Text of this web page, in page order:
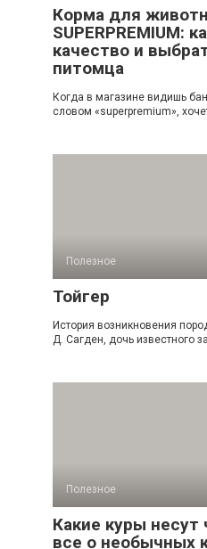
Корма для
SUPERPREMIUM:
качество и
питомца
Когда в магазине видишь
словом «superpremium»,
Полезное
Тойгер
История возникновения
Д. Сагден, дочь известного
Полезное
Какие куры несут
все о необычных